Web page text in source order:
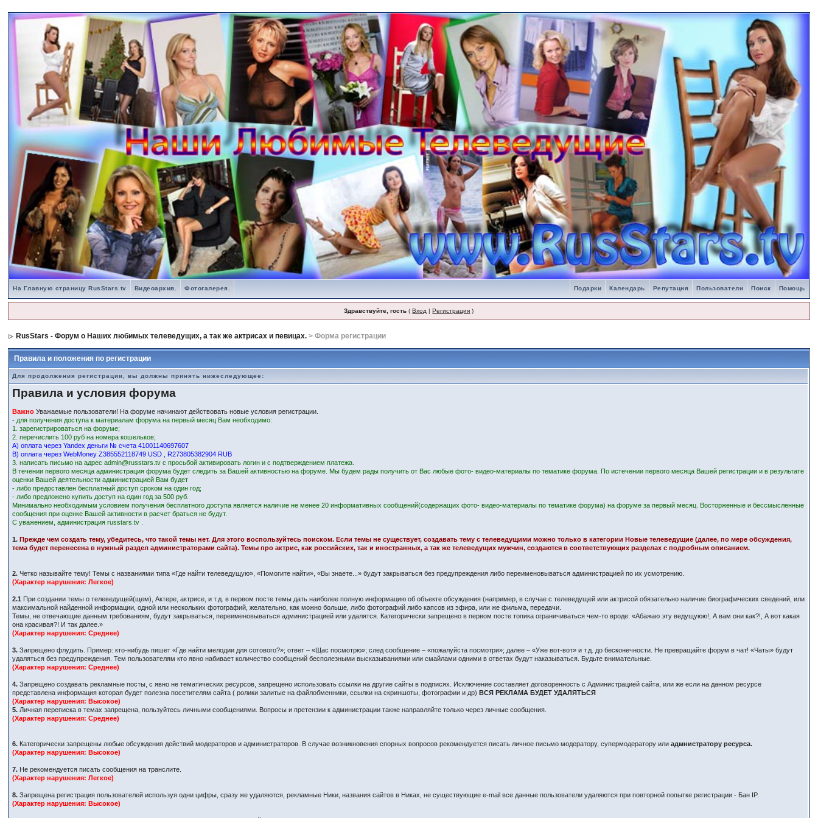
На Главную страницу RusStars.tv Помощь
Поиск
Пользователи
Репутация
Календарь
Подарки
Видеоархив. Фотогалерея.
Здравствуйте, гость (Вход |Регистрация )
RusStars - Форум о Наших любимых телеведущих, а так же актрисах и певицах. > Форма регистрации
Правила и положения по регистрации
Для продолжения регистрации, вы должны принять нижеследующее:
Правила и условия форума
Важно Уважаемые пользователи! На форуме начинают действовать новые условия регистрации.
- для получения доступа к материалам форума на первый месяц Вам необходимо:
1. зарегистрироваться на форуме;
2. перечислить 100 руб на номера кошельков;
А) оплата через Yandex деньги № счета 41001140697607
В) оплата через WebMoney Z385552118749 USD , R273805382904 RUB
3. написать письмо на адрес admin@russtars.tv с просьбой активировать логин и с подтверждением платежа.
В течении первого месяца администрация форума будет следить за Вашей активностью на форуме. Мы будем рады получить от Вас любые фото- видео-материалы по тематике форума. По истечении первого месяца Вашей регистрации и в результате
оценки Вашей деятельности администрацией Вам будет
- либо предоставлен бесплатный доступ сроком на один год;
- либо предложено купить доступ на один год за 500 руб.
Минимально необходимым условием получения бесплатного доступа является наличие не менее 20 информативных сообщений(содержащих фото- видео-материалы по тематике форума) на форуме за первый месяц. Восторженные и бессмысленные
сообщения при оценке Вашей активности в расчет браться не будут.
С уважением, администрация russtars.tv .
1. Прежде чем создать тему, убедитесь, что такой темы нет. Для этого воспользуйтесь поиском. Если темы не существует, создавать тему с телеведущими можно только в категории Новые телеведущие (далее, по мере обсуждения,
тема будет перенесена в нужный раздел администраторами сайта). Темы про актрис, как российских, так и иностранных, а так же телеведущих мужчин, создаются в соответствующих разделах с подробным описанием.
2. Четко называйте тему! Темы с названиями типа «Где найти телеведущую», «Помогите найти», «Вы знаете...» будут закрываться без предупреждения либо переименовываться администрацией по их усмотрению.
(Характер нарушения: Легкое)
2.1
При создании темы о телеведущей(щем), Актере, актрисе, и т.д. в первом посте темы дать наиболее полную информацию об объекте обсуждения (например, в случае с телеведущей или актрисой обязательно наличие биографических сведений, или
максимальной найденной информации, одной или нескольких фотографий, желательно, как можно больше, либо фотографий либо капсов из эфира, или же фильма, передачи.
Темы, не отвечающие данным требованиям, будут закрываться, переименовываться администрацией или удалятся. Категорически запрещено в первом посте топика ограничиваться чем-то вроде: «Абажаю эту ведущуюю!, А вам они как?!, А вот какая
она красивая?! И так далее.»
(Характер нарушения: Среднее)
3. Запрещено флудить. Пример: кто-нибудь пишет «Где найти мелодии для сотового?»; ответ – «Щас посмотрю»; след сообщение – «пожалуйста посмотри»; далее – «Уже вот-вот» и т.д. до бесконечности. Не превращайте форум в чат! «Чаты» будут
удаляться без предупреждения. Тем пользователям кто явно набивает количество сообщений бесполезными высказываниями или смайлами одними в ответах будут наказываться. Будьте внимательные.
(Характер нарушения: Среднее)
4. Запрещено создавать рекламные посты, с явно не тематических ресурсов, запрещено использовать ссылки на другие сайты в подписях. Исключение составляет договоренность с Администрацией сайта, или же если на данном ресурсе
представлена информация которая будет полезна посетителям сайта ( ролики залитые на файлобменники, ссылки на скриншоты, фотографии и др) ВСЯ РЕКЛАМА БУДЕТ УДАЛЯТЬСЯ
(Характер нарушения: Высокое)
5. Личная переписка в темах запрещена, пользуйтесь личными сообщениями. Вопросы и претензии к администрации также направляйте только через личные сообщения.
(Характер нарушения: Среднее)
6. Категорически запрещены любые обсуждения действий модераторов и администраторов. В случае возникновения спорных вопросов рекомендуется писать личное письмо модератору, супермодератору илиадмнистратору ресурса.
(Характер нарушения: Высокое)
7. Не рекомендуется писать сообщения на транслите.
(Характер нарушения: Легкое)
8. Запрещена регистрация пользователей используя одни цифры, сразу же удаляются, рекламные Ники, названия сайтов в Никах, не существующие e-mail все данные пользователи удаляются при повторной попытке регистрации - Бан IP.
(Характер нарушения: Высокое)